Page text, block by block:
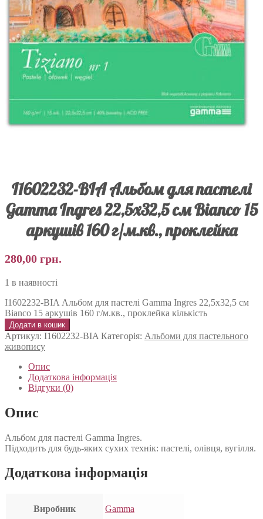
I1602232-BIA Альбом для пастелі
Gamma Ingres 22,5х32,5 см Bianco 15
аркушів 160 г/м.кв., проклейка
280,00 грн.
1 в наявності
I1602232-BIA Альбом для пастелі Gamma Ingres 22,5х32,5 см
Bianco 15 аркушів 160 г/м.кв., проклейка кількість
Додати в кошик
Артикул: I1602232-BIA Категорія: Альбоми для пастельного
живопису
Опис
Додаткова інформація
Відгуки (0)
Опис
Альбом для пастелі Gamma Ingres.
Підходить для будь-яких сухих технік: пастелі, олівця, вугілля.
Додаткова інформація
Виробник Gamma